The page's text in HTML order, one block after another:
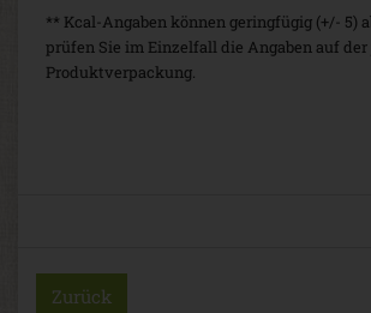
** Kcal-Angaben können geringfügig (+/- 5)
prüfen Sie im Einzelfall die Angaben auf
Produktverpackung.
Zurück